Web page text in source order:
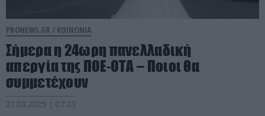
PRONEWS.GR / ΚΟΙΝΩΝΙΑ
Σήμερα η 24ωρη πανελλαδική
απεργία της ΠΟΕ-ΟΤΑ – Ποιοι θα
συμμετέχουν
21.03.2025 | 07:23